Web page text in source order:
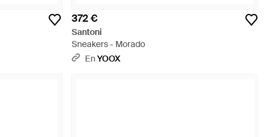
372 €
Santoni
Sneakers - Morado
EnYOOX